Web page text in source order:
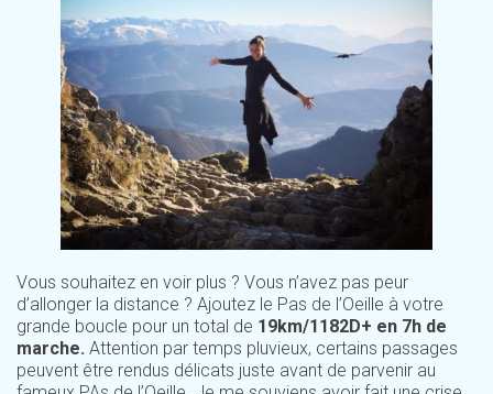
Vous souhaitez en voir plus ? Vous n’avez pas peur
d’allonger la distance ? Ajoutez le Pas de l’Oeille à votre
grande boucle pour un total de 19km/1182D+ en 7h de
marche. Attention par temps pluvieux, certains passages
peuvent être rendus délicats juste avant de parvenir au